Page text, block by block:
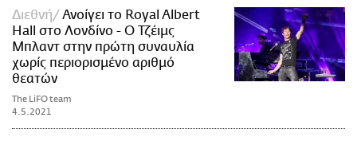
Διεθνή
Ανοίγει το Royal Albert
Hall στο Λονδίνο - Ο Τζέιμς
Μπλαντ στην πρώτη συναυλία
χωρίς περιορισμένο αριθμό
θεατών
The LiFO team
4.5.2021